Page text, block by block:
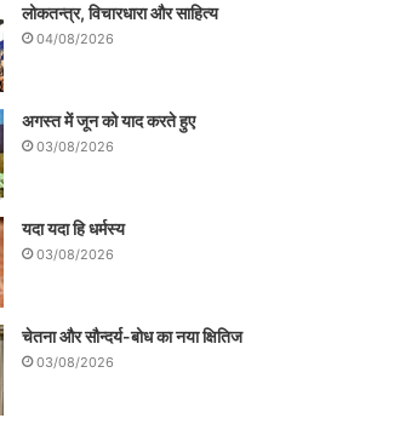
लोकतन्त्र, विचारधारा और साहित्य
04/08/2026
अगस्त में जून को याद करते हुए
03/08/2026
यदा यदा हि धर्मस्य
03/08/2026
चेतना और सौन्दर्य-बोध का नया क्षितिज
03/08/2026